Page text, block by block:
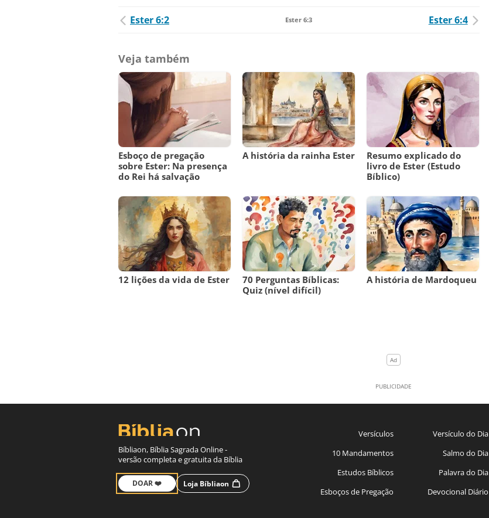
Ester 6:2 Ester 6:3 Ester 6:4
Veja também
Esboço de pregação
sobre Ester: Na presença
do Rei há salvação
A história da rainha Ester
Resumo explicado do
livro de Ester (Estudo
Bíblico)
12 lições da vida de Ester
70 Perguntas Bíblicas:
Quiz (nível difícil)
A história de Mardoqueu
Bíbliaon, Bíblia Sagrada Online -
versão completa e gratuita da Bíblia
DOAR ❤️ Loja Bíbliaon
Versículos
10 Mandamentos
Estudos Bíblicos
Esboços de Pregação
Versículo do Dia
Salmo do Dia
Palavra do Dia
Devocional Diário